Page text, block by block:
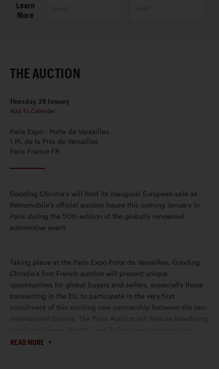
Learn
More
THE AUCTION
Thursday, 29 January
Add To Calendar
Paris Expo - Porte de Versailles
1 Pl. de la Prte de Versailles
Paris France FR
Gooding Christie’s will hold its inaugural European sale as
Rétromobile’s official auction house this coming January in
Paris during the 50th edition of the globally renowned
automotive event.
Taking place at the Paris Expo Porte de Versailles, Gooding
Christie’s first French auction will present unique
opportunities for global buyers and sellers, especially those
transacting in the EU, to participate in the very first
installment of this exciting new partnership between the two
international brands. The Paris Auction will feature headlining
Classic Era elegance to modern supercar marvels. The entire
READ MORE